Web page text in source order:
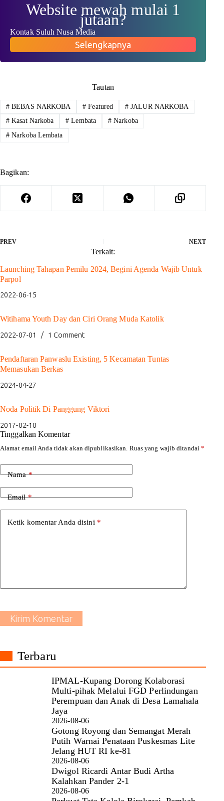
Website mewah mulai 1
jutaan?
Kontak Suluh Nusa Media
Selengkapnya
Tautan
# BEBAS NARKOBA # Featured # JALUR NARKOBA
# Kasat Narkoba # Lembata # Narkoba
# Narkoba Lembata
Bagikan:
PREV NEXT
Terkait:
Launching Tahapan Pemilu 2024, Begini Agenda Wajib Untuk
Parpol
2022-06-15
Witihama Youth Day dan Ciri Orang Muda Katolik
2022-07-01 1 Comment
Pendaftaran Panwaslu Existing, 5 Kecamatan Tuntas
Memasukan Berkas
2024-04-27
Noda Politik Di Panggung Viktori
2017-02-10
Tinggalkan Komentar
Alamat email Anda tidak akan dipublikasikan. Ruas yang wajib ditandai*
Nama*
Email*
Ketik komentar Anda disini *
Kirim Komentar
Terbaru
IPMAL-Kupang Dorong Kolaborasi
Multi-pihak Melalui FGD Perlindungan
Perempuan dan Anak di Desa Lamahala
Jaya
2026-08-06
Gotong Royong dan Semangat Merah
Putih Warnai Penataan Puskesmas Lite
Jelang HUT RI ke-81
2026-08-06
Dwigol Ricardi Antar Budi Artha
Kalahkan Pander 2-1
2026-08-06